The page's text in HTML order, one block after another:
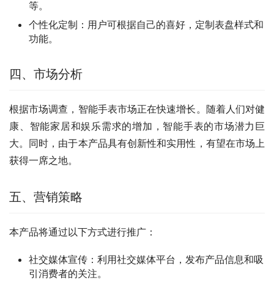
等。
个性化定制：用户可根据自己的喜好，定制表盘样式和
功能。
四、市场分析
根据市场调查，智能手表市场正在快速增长。随着人们对健
康、智能家居和娱乐需求的增加，智能手表的市场潜力巨
大。同时，由于本产品具有创新性和实用性，有望在市场上
获得一席之地。
五、营销策略
本产品将通过以下方式进行推广：
社交媒体宣传：利用社交媒体平台，发布产品信息和吸
引消费者的关注。